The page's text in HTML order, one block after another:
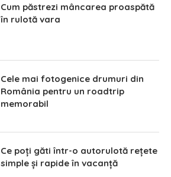
Cum păstrezi mâncarea proaspătă
în rulotă vara
Cele mai fotogenice drumuri din
România pentru un roadtrip
memorabil
Ce poți găti într-o autorulotă rețete
simple și rapide în vacanță